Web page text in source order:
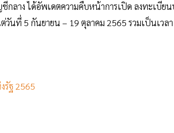
ลาง ได้อัพเดตความคืบหน้าการเปิด ลงทะเบียน
วันที่ 5 กันยายน – 19 ตุลาคม 2565 รวมเป็นเวล
รัฐ 2565